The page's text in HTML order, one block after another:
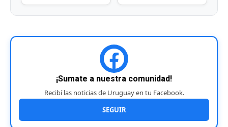
¡Sumate a nuestra comunidad!
Recibí las noticias de Uruguay en tu Facebook.
SEGUIR